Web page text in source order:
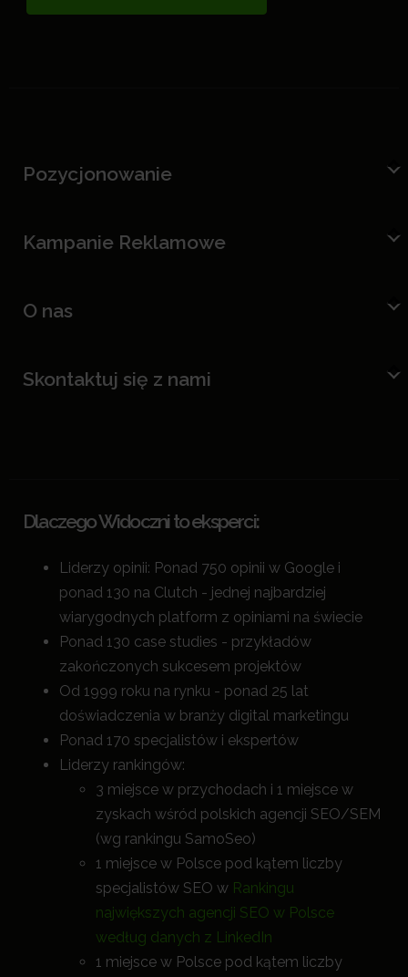
Pozycjonowanie
Kampanie Reklamowe
O nas
Skontaktuj się z nami
Dlaczego Widoczni to eksperci:
Liderzy opinii: Ponad 750 opinii w Google i
ponad 130 na Clutch - jednej najbardziej
wiarygodnych platform z opiniami na świecie
Ponad 130 case studies - przykładów
zakończonych sukcesem projektów
Od 1999 roku na rynku - ponad 25 lat
doświadczenia w branży digital marketingu
Ponad 170 specjalistów i ekspertów
Liderzy rankingów:
3 miejsce w przychodach i 1 miejsce w
zyskach wśród polskich agencji SEO/SEM
(wg rankingu SamoSeo)
1 miejsce w Polsce pod kątem liczby
specjalistów SEO w Rankingu
największych agencji SEO w Polsce
według danych z LinkedIn
1 miejsce w Polsce pod kątem liczby